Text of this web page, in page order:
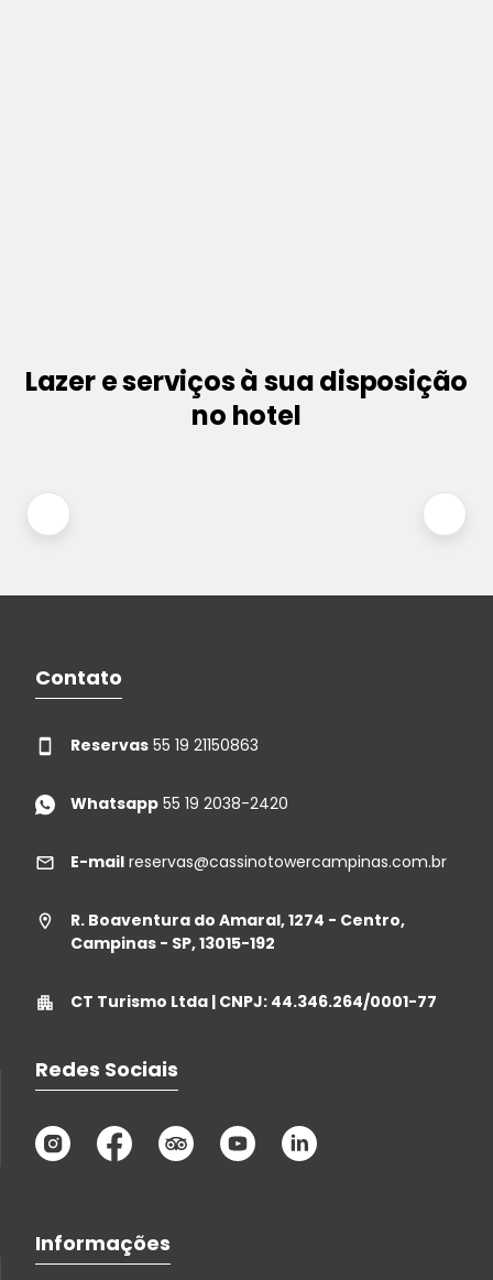
Lazer e serviços à sua disposição
no hotel
Contato
Reservas 55 19 21150863
Whatsapp 55 19 2038-2420
E-mail reservas@cassinotowercampinas.com.br
R. Boaventura do Amaral, 1274 - Centro,
Campinas - SP, 13015-192
CT Turismo Ltda | CNPJ: 44.346.264/0001-77
Redes Sociais
Informações